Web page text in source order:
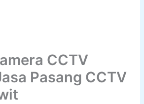
CCTV
Pasang CCTV